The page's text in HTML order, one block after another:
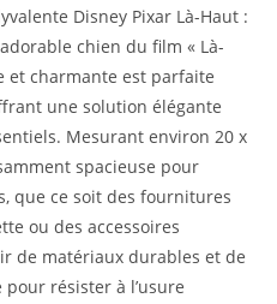
Disney Pixar Là-Haut :
chien du film « Là-
et charmante est parfaite
une solution élégante
Mesurant environ 20 x
spacieuse pour
que ce soit des fournitures
ou des accessoires
de matériaux durables et de
résister à l’usure